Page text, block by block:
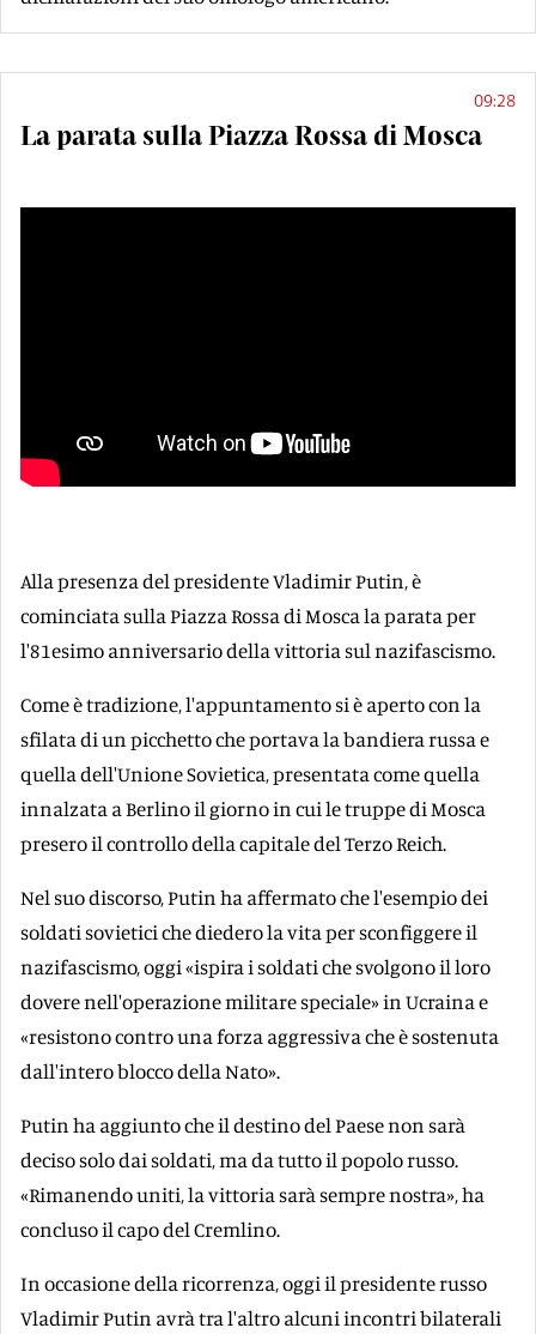
09:28
La parata sulla Piazza Rossa di Mosca
Alla presenza del presidente Vladimir Putin, è
cominciata sulla Piazza Rossa di Mosca la parata per
l'81esimo anniversario della vittoria sul nazifascismo.
Come è tradizione, l'appuntamento si è aperto con la
sfilata di un picchetto che portava la bandiera russa e
quella dell'Unione Sovietica, presentata come quella
innalzata a Berlino il giorno in cui le truppe di Mosca
presero il controllo della capitale del Terzo Reich.
Nel suo discorso, Putin ha affermato che l'esempio dei
soldati sovietici che diedero la vita per sconfiggere il
nazifascismo, oggi «ispira i soldati che svolgono il loro
dovere nell'operazione militare speciale» in Ucraina e
«resistono contro una forza aggressiva che è sostenuta
dall'intero blocco della Nato».
Putin ha aggiunto che il destino del Paese non sarà
deciso solo dai soldati, ma da tutto il popolo russo.
«Rimanendo uniti, la vittoria sarà sempre nostra», ha
concluso il capo del Cremlino.
In occasione della ricorrenza, oggi il presidente russo
Vladimir Putin avrà tra l'altro alcuni incontri bilaterali